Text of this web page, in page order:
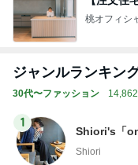
桃オフィシ
ジャンルランキン
30代〜ファッション
1
Shiori's「
Shiori